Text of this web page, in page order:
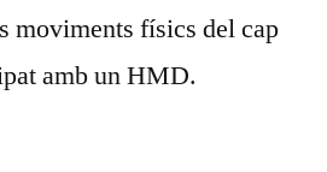
moviments físics del cap
amb un HMD.